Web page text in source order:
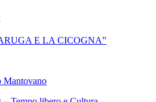
E LA CICOGNA”
Mantovano